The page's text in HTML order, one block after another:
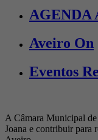
AGENDA
Aveiro On
Eventos
A Câmara Municipal de
Joana e contribuir para